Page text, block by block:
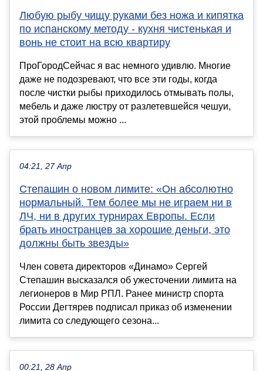
Любую рыбу чищу руками без ножа и кипятка
по испанскому методу - кухня чистенькая и
вонь не стоит на всю квартиру
ПроГородСейчас я вас немного удивлю. Многие
даже не подозревают, что все эти годы, когда
после чистки рыбы приходилось отмывать полы,
мебель и даже люстру от разлетевшейся чешуи,
этой проблемы можно ...
04:21, 27 Апр
Степашин о новом лимите: «Он абсолютно
нормальный. Тем более мы не играем ни в
ЛЧ, ни в других турнирах Европы. Если
брать иностранцев за хорошие деньги, это
должны быть звезды»
Член совета директоров «Динамо» Сергей
Степашин высказался об ужесточении лимита на
легионеров в Мир РПЛ. Ранее министр спорта
России Дегтярев подписал приказ об изменении
лимита со следующего сезона...
00:21, 28 Апр